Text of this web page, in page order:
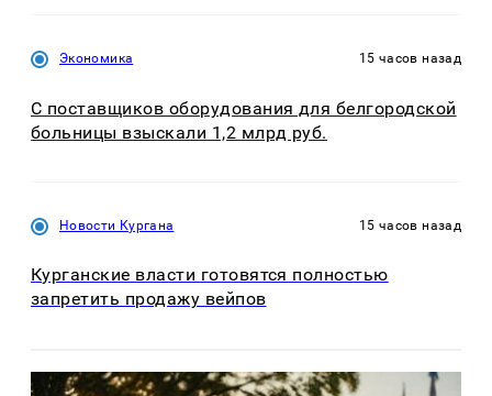
Экономика 15 часов назад
С поставщиков оборудования для белгородской
больницы взыскали 1,2 млрд руб.
Новости Кургана 15 часов назад
Курганские власти готовятся полностью
запретить продажу вейпов